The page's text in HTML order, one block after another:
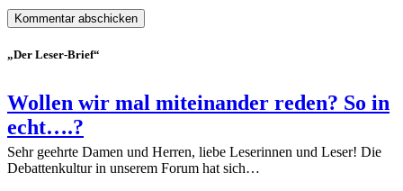
„Der Leser-Brief“
Wollen wir mal miteinander reden? So in
echt….?
Sehr geehrte Damen und Herren, liebe Leserinnen und Leser! Die
Debattenkultur in unserem Forum hat sich…